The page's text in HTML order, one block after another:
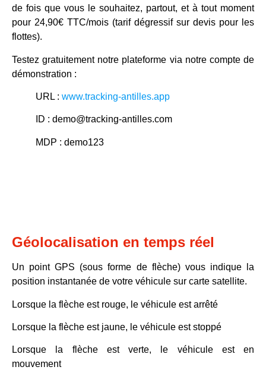
de fois que vous le souhaitez, partout, et à tout moment
pour 24,90€ TTC/mois (tarif dégressif sur devis pour les
flottes).
Testezgratuitement notre plateforme via notre compte de
démonstration :
URL : www.tracking-antilles.app
ID : demo@tracking-antilles.com
MDP : demo123
Géolocalisation en temps réel
Un point GPS (sous forme de flèche) vous indique la
position instantanée de votre véhicule sur carte satellite.
Lorsque la flèche est rouge, le véhicule estarrêté
Lorsque la flèche est jaune, le véhicule eststoppé
Lorsque la flèche est verte, le véhicule est en
mouvement